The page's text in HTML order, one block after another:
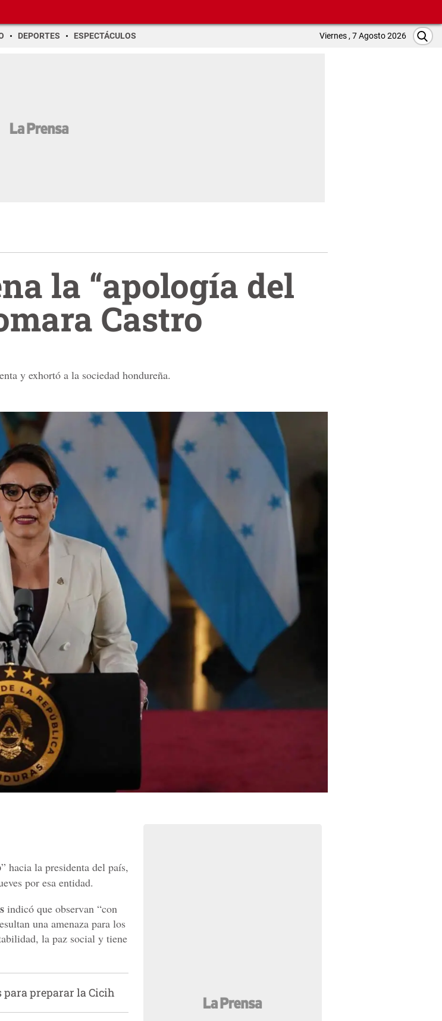
DEPORTES ESPECTÁCULOS Viernes , 7 Agosto 2026
la “apología del
Castro
y exhortó a la sociedad hondureña.
” hacia la presidenta del país,
por esa entidad.
indicó que observan “con
una amenaza para los
la paz social y tiene
para preparar la Cicih